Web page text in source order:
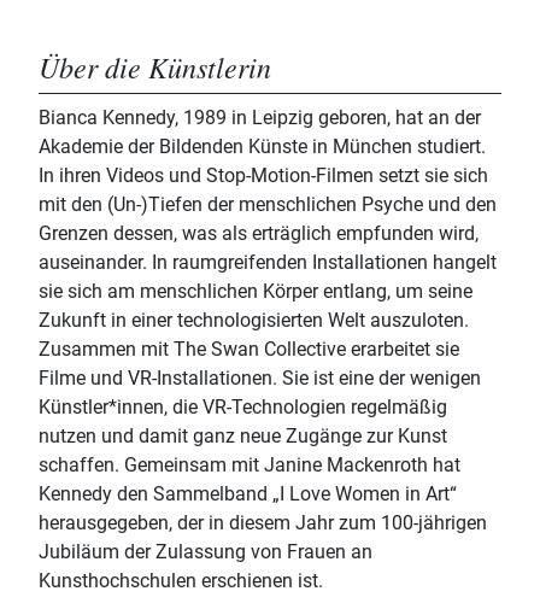
Über die Künstlerin
Bianca Kennedy, 1989 in Leipzig geboren, hat an der
Akademie der Bildenden Künste in München studiert.
In ihren Videos und Stop-Motion-Filmen setzt sie sich
mit den (Un-)Tiefen der menschlichen Psyche und den
Grenzen dessen, was als erträglich empfunden wird,
auseinander. In raumgreifenden Installationen hangelt
sie sich am menschlichen Körper entlang, um seine
Zukunft in einer technologisierten Welt auszuloten.
Zusammen mit The Swan Collective erarbeitet sie
Filme und VR-Installationen. Sie ist eine der wenigen
Künstler*innen, die VR-Technologien regelmäßig
nutzen und damit ganz neue Zugänge zur Kunst
schaffen. Gemeinsam mit Janine Mackenroth hat
Kennedy den Sammelband „I Love Women in Art“
herausgegeben, der in diesem Jahr zum 100-jährigen
Jubiläum der Zulassung von Frauen an
Kunsthochschulen erschienen ist.